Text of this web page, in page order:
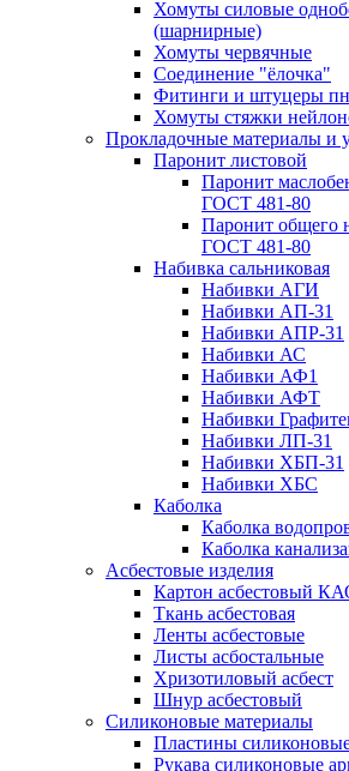
Хомуты силовые
(шарнирные)
Хомуты червячные
Соединение "ёлочка"
Фитинги и штуцеры
Хомуты стяжки
Прокладочные материалы и
Паронит листовой
Паронит
ГОСТ 481-80
Паронит общего
ГОСТ 481-80
Набивка сальниковая
Набивки АГИ
Набивки АП-31
Набивки АПР-31
Набивки АС
Набивки АФ1
Набивки АФТ
Набивки
Набивки ЛП-31
Набивки ХБП-31
Набивки ХБС
Каболка
Каболка
Каболка
Асбестовые изделия
Картон асбестовый
Ткань асбестовая
Ленты асбестовые
Листы асбостальные
Хризотиловый асбеcт
Шнур асбестовый
Силиконовые материалы
Пластины
Рукава силиконовые